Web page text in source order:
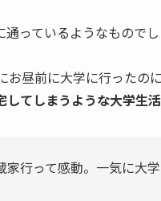
っているようなものでし
昼前に大学に行ったのに
してしまうような大学生活
行って感動。一気に大学